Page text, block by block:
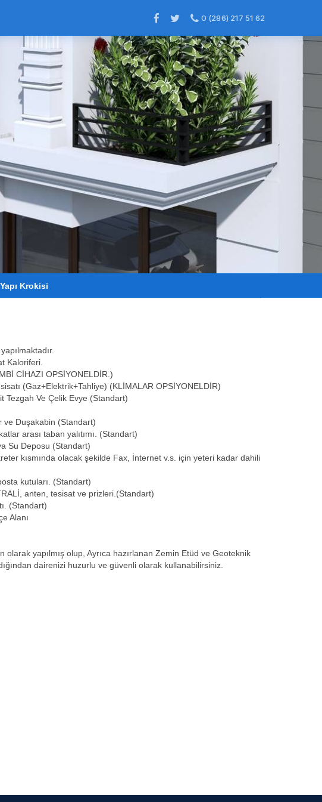
0 (286) 217 51 62
Yapı Krokisi
Kaloriferi.
CİHAZI OPSİYONELDİR.)
(Gaz+Elektrik+Tahliye) (KLİMALAR OPSİYONELDİR)
Tezgah Ve Çelik Evye (Standart)
ve Duşakabin (Standart)
arası taban yalıtımı. (Standart)
Su Deposu (Standart)
kısmında olacak şekilde Fax, İnternet v.s. için yeteri kadar dahili
kutuları. (Standart)
anten, tesisat ve prizleri.(Standart)
(Standart)
Alanı
olarak yapılmış olup, Ayrıca hazırlanan Zemin Etüd ve Geoteknik
dairenizi huzurlu ve güvenli olarak kullanabilirsiniz.
×